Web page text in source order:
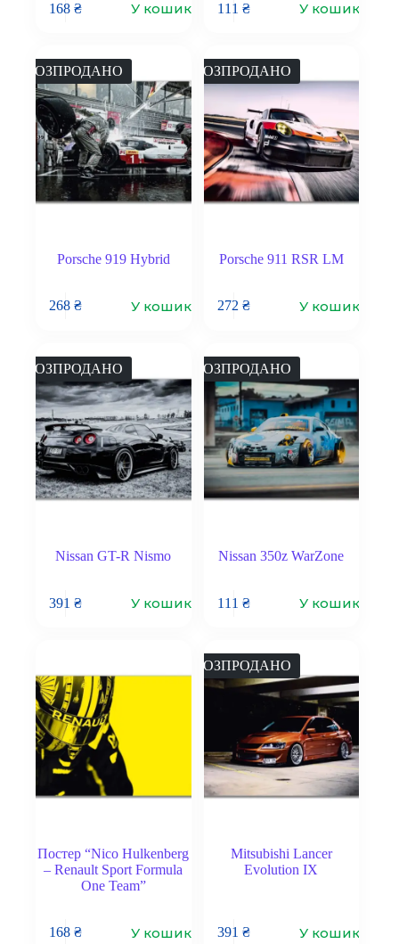
168₴ У кошик 111 ₴ У кошик
РОЗПРОДАНО
Porsche 919 Hybrid
268₴ У кошик
РОЗПРОДАНО
Porsche 911 RSR LM
272 ₴ У кошик
РОЗПРОДАНО
Nissan GT-R Nismo
391₴ У кошик
РОЗПРОДАНО
Nissan 350z WarZone
111 ₴ У кошик
Постер “Nico Hulkenberg
– Renault Sport Formula
One Team”
168₴ У кошик
РОЗПРОДАНО
Mitsubishi Lancer
Evolution IX
391 ₴ У кошик